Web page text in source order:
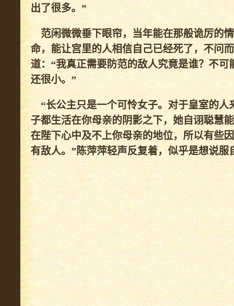
出了很多。”
范闲微微垂下眼帘，当年能在那般诡厉的
命，能让宫里的人相信自己已经死了，不
道：“我真正需要防范的敌人究竟是谁？不
还很小。”
“长公主只是一个可怜女子。对于皇室的人
子都生活在你母亲的阴影之下，她自诩聪慧
在陛下心中及不上你母亲的地位，所以有
有敌人。”陈萍萍轻声反复着，似乎是想说服